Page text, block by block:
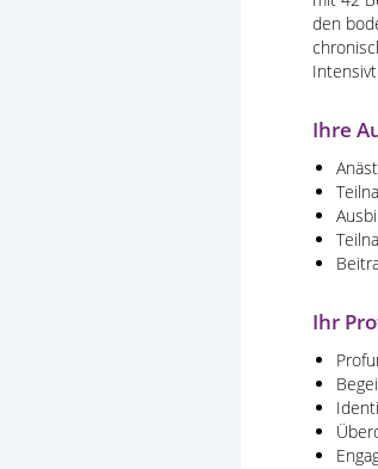
den
Ihre
Ihr